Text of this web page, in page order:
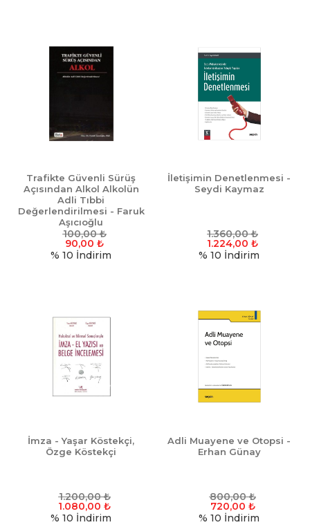
Trafikte Güvenli Sürüş
Açısından Alkol Alkolün
Adli Tıbbi
Değerlendirilmesi - Faruk
Aşıcıoğlu
100,00₺
90,00 ₺
% 10 İndirim
İletişimin Denetlenmesi -
Seydi Kaymaz
1.360,00₺
1.224,00 ₺
% 10 İndirim
İmza - Yaşar Köstekçi,
Özge Köstekçi
1.200,00₺
1.080,00 ₺
% 10 İndirim
Adli Muayene ve Otopsi -
Erhan Günay
800,00₺
720,00 ₺
% 10 İndirim